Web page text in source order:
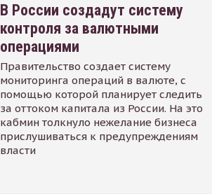
В России создадут систему
контроля за валютными
операциями
Правительство создает систему
мониторинга операций в валюте, с
помощью которой планирует следить
за оттоком капитала из России. На это
кабмин толкнуло нежелание бизнеса
прислушиваться к предупреждениям
власти